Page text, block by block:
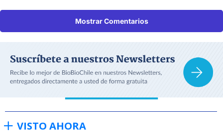
Mostrar Comentarios
VISTO AHORA